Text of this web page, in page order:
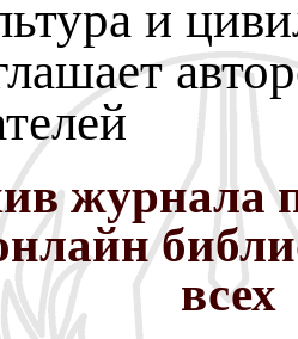
и
журнала
всех